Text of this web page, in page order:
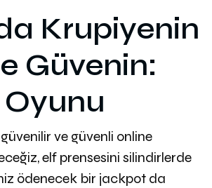
Krupiyenin
Güvenin:
ve güvenli online
elf prensesini silindirlerde
ödenecek bir jackpot da